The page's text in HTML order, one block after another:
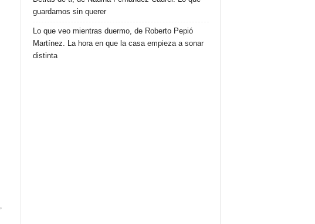
,
guardamos sin querer
Lo que veo mientras duermo, de Roberto Pepió
Martínez. La hora en que la casa empieza a sonar
distinta